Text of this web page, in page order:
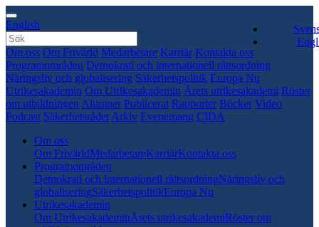
English
Om oss Om Frivärld Medarbetare Karriär Kontakta oss
Programområden Demokrati och internationell rättsordning
Näringsliv och globalisering Säkerhetspolitik Europa Nu
Utrikesakademin Om Utrikesakademin Årets utrikesakademi Röster
om utbildningen Alumner Publicerat Rapporter Böcker Video
Podcast Säkerhetsrådet Arkiv Evenemang CIDA
Om oss
Om FrivärldMedarbetareKarriärKontakta oss
Programområden
Demokrati och internationell rättsordningNäringsliv och
globaliseringSäkerhetspolitikEuropa Nu
Utrikesakademin
Om UtrikesakademinÅrets utrikesakademiRöster om